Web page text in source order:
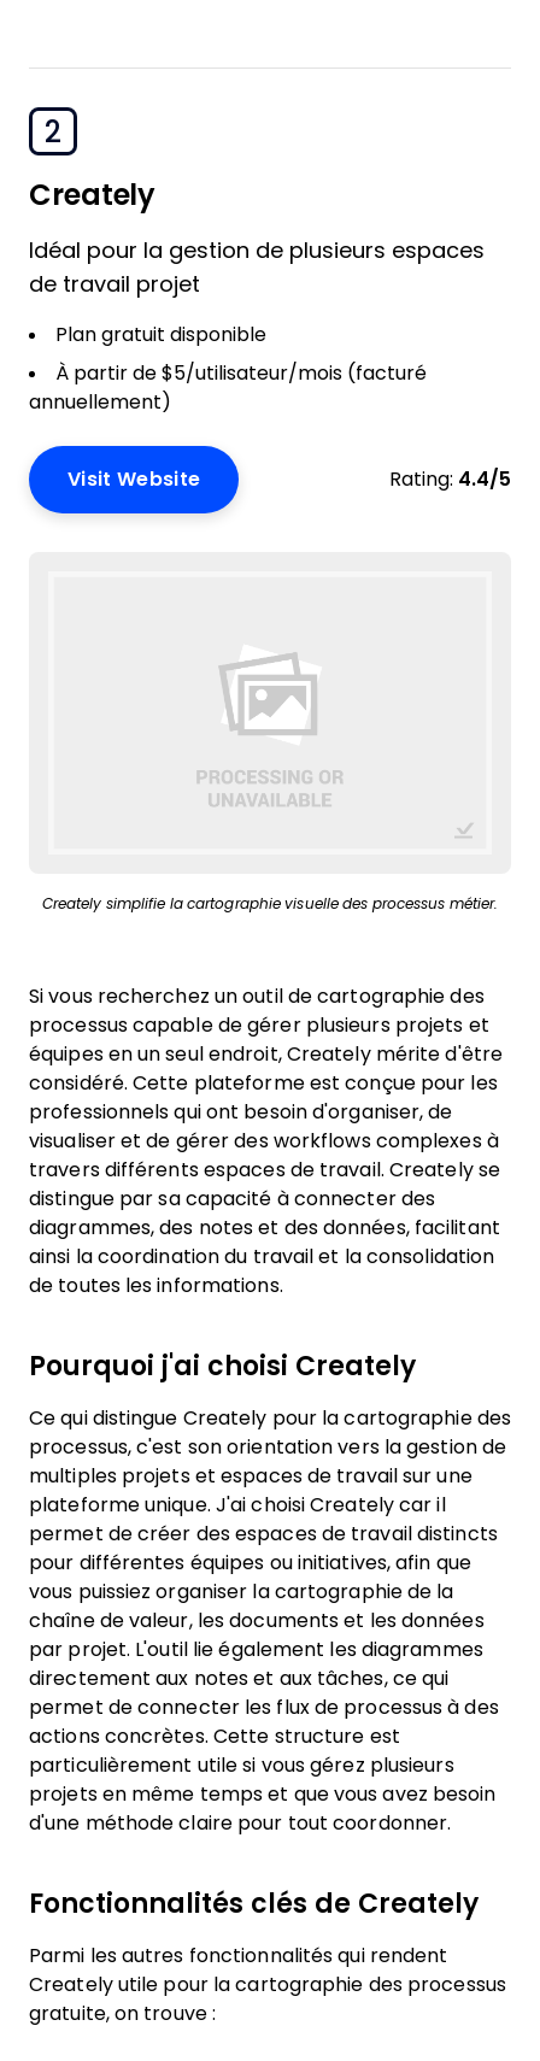
2
Creately
Idéal pour la gestion de plusieurs espaces
de travail projet
Plan gratuit disponible
À partir de $5/utilisateur/mois (facturé
annuellement)
Visit Website Rating: 4.4/5
Creately simplifie la cartographie visuelle des processus métier.
Si vous recherchez un outil de cartographie des
processus capable de gérer plusieurs projets et
équipes en un seul endroit, Creately mérite d'être
considéré. Cette plateforme est conçue pour les
professionnels qui ont besoin d'organiser, de
visualiser et de gérer des workflows complexes à
travers différents espaces de travail. Creately se
distingue par sa capacité à connecter des
diagrammes, des notes et des données, facilitant
ainsi la coordination du travail et la consolidation
de toutes les informations.
Pourquoi j'ai choisi Creately
Ce qui distingue Creately pour la cartographie des
processus, c'est son orientation vers la gestion de
multiples projets et espaces de travail sur une
plateforme unique. J'ai choisi Creately car il
permet de créer des espaces de travail distincts
pour différentes équipes ou initiatives, afin que
vous puissiez organiser la cartographie de la
chaîne de valeur, les documents et les données
par projet. L'outil lie également les diagrammes
directement aux notes et aux tâches, ce qui
permet de connecter les flux de processus à des
actions concrètes. Cette structure est
particulièrement utile si vous gérez plusieurs
projets en même temps et que vous avez besoin
d'une méthode claire pour tout coordonner.
Fonctionnalités clés de Creately
Parmi les autres fonctionnalités qui rendent
Creately utile pour la cartographie des processus
gratuite, on trouve :